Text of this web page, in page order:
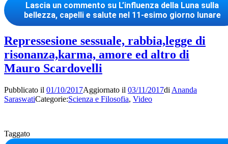
Lascia un commento su L’influenza della Luna sulla
bellezza, capelli e salute nel 11-esimo giorno lunare
Repressesione sessuale, rabbia,legge di
risonanza,karma, amore ed altro di
Mauro Scardovelli
Pubblicato il 01/10/2017Aggiornato il 03/11/2017di Ananda
SaraswatiCategorie:Scienza e Filosofia, Video
Taggato